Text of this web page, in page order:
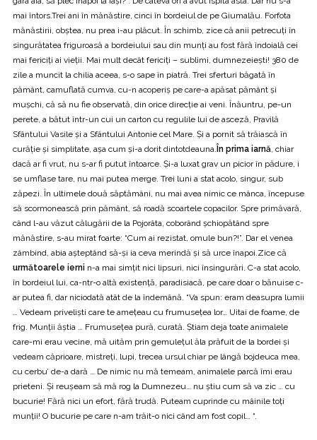
mai întors.Trei ani în mănăstire, cinci în bordeiul de pe Giumalău. Forfota
mănăstirii, obştea, nu prea i-au plăcut. În schimb, zice că anii petrecuţi în
singurătatea friguroasă a bordeiului sau din munţi au fost fără îndoială cei
mai fericiţi ai vieţii. Mai mult decât fericiţi – sublimi, dumnezeieşti! 380 de
zile a muncit la chilia aceea, s-o sape în piatră. Trei sferturi băgată în
pământ, camuflată cumva, cu-n acoperiş pe care-a apăsat pământ şi
muşchi, că să nu fie observată, din orice direcţie ai veni. Înăuntru, pe-un
perete, a bătut într-un cui un carton cu regulile lui de asceză, Pravilă
Sfântului Vasile şi a Sfântului Antonie cel Mare. Şi a pornit să trăiască în
curăţie şi simplitate, aşa cum şi-a dorit dintotdeauna. În prima iarnă , chiar
dacă ar fi vrut, nu s-ar fi putut întoarce. Şi-a luxat grav un picior în pădure, i
se umflase tare, nu mai putea merge. Trei luni a stat acolo, singur, sub
zăpezi. În ultimele două săptămâni, nu mai avea nimic ce mânca, începuse
să scormonească prin pământ, să roadă scoartele copacilor. Spre primăvară,
când l-au văzut călugării de la Pojorâta, coborând şchiopătând spre
mănăstire, s-au mirat foarte: “Cum ai rezistat, omule bun?!”. Dar el venea
zâmbind, abia aşteptând să-şi ia ceva merindă şi să urce înapoi.Zice că
următoarele ierni n-a mai simţit nici lipsuri, nici însingurări. C-a stat acolo,
în bordeiul lui, ca-ntr-o altă existenţă, paradisiacă, pe care doar o bănuise c-
ar putea fi, dar niciodată atât de la îndemână. “Va spun: eram deasupra lumii
… Vedeam privelişti care te ameţeau cu frumuseţea lor… Uitai de foame, de
frig. Munţii ăştia … Frumuseţea pură, curată. Ştiam deja toate animalele
care-mi erau vecine, mă uităm prin gemuleţul ăla prăfuit de la bordei şi
vedeam căprioare, mistreţi, lupi, trecea ursul chiar pe lângă bojdeuca mea,
cu cerbu’ de-a dară … De nimic nu mă temeam, animalele parcă îmi erau
prieteni. Şi reuşeam să mă rog la Dumnezeu… nu ştiu cum să va zic … cu
bucurie! Fără nici un efort, fără trudă. Puteam cuprinde cu mâinile toţi
munţii! O bucurie pe care n-am trăit-o nici când am fost copil… “.